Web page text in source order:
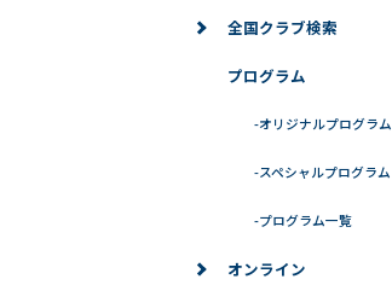
全国クラブ検索
プログラム
-オリジナルプログラム
-スペシャルプログラム
-プログラム一覧
オンライン